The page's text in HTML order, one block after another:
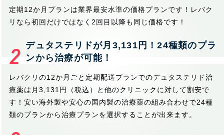
定期12か月プランは業界最安水準の価格プランです！レバク
リなら初回だけではなく2回目以降も同じ価格です！
デュタステリドが月3,131円！24種類のプラ
ンから治療が可能！
レバクリの12か月ごと定期配送プランでのデュタステリド治
療薬は月3,131円（税込）と他のクリニックに対して割安で
す！安い海外製や安心の国内製の治療薬の組み合わせで24種
類のプランから治療プランを選択することが出来ます。